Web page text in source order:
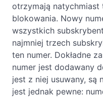
otrzymają natychmiast
blokowania. Nowy
wszystkich
najmniej trzech
ten numer. Dokładne
numer jest dodawany
jest z niej usuwany, są
jest jednak pewne: